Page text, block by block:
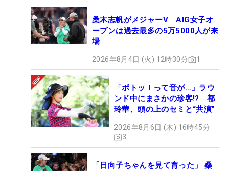
桑木志帆がメジャーV AIG女子オ
ープンは過去最多の5万5000人が来
場
2026年8月4日 (火) 12時30分 1
「ボトッ！って音が…」ラウ
ンド中にまさかの珍客!? 都
玲華、頭の上のセミと“共演”
2026年8月6日 (木) 16時45分
3
「日向子ちゃんを見て育った」 桑